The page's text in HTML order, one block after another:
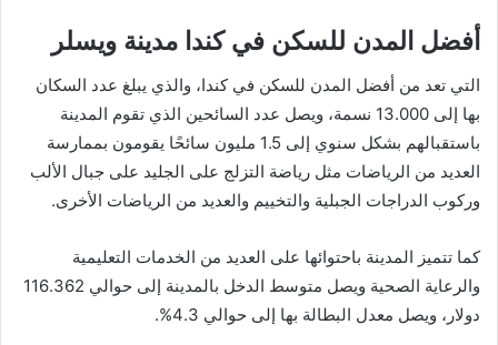
أفضل المدن للسكن في كندا مدينة ويسلر
التي تعد من أفضل المدن للسكن في كندا، والذي يبلغ عدد السكان
بها إلى 13.000 نسمة، ويصل عدد السائحين الذي تقوم المدينة
باستقبالهم بشكل سنوي إلى 1.5 مليون سائحًا يقومون بممارسة
العديد من الرياضات مثل رياضة التزلج على الجليد على جبال الألب
وركوب الدراجات الجبلية والتخييم والعديد من الرياضات الأخرى.
كما تتميز المدينة باحتوائها على العديد من الخدمات التعليمية
والرعاية الصحية ويصل متوسط الدخل بالمدينة إلى حوالي 116.362
دولار، ويصل معدل البطالة بها إلى حوالي 4.3%.